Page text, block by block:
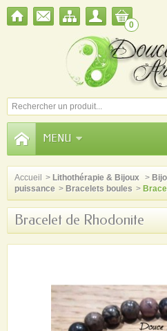
0
MENU
Accueil > Lithothérapie & Bijoux >
puissance > Bracelets boules >
Bracelet de Rhodonite